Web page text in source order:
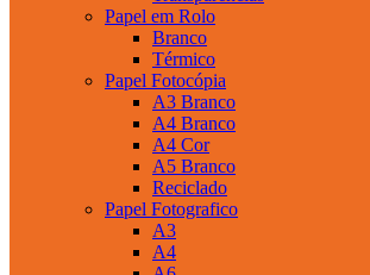
Papel em Rolo
Branco
Térmico
Papel Fotocópia
A3 Branco
A4 Branco
A4 Cor
A5 Branco
Reciclado
Papel Fotografico
A3
A4